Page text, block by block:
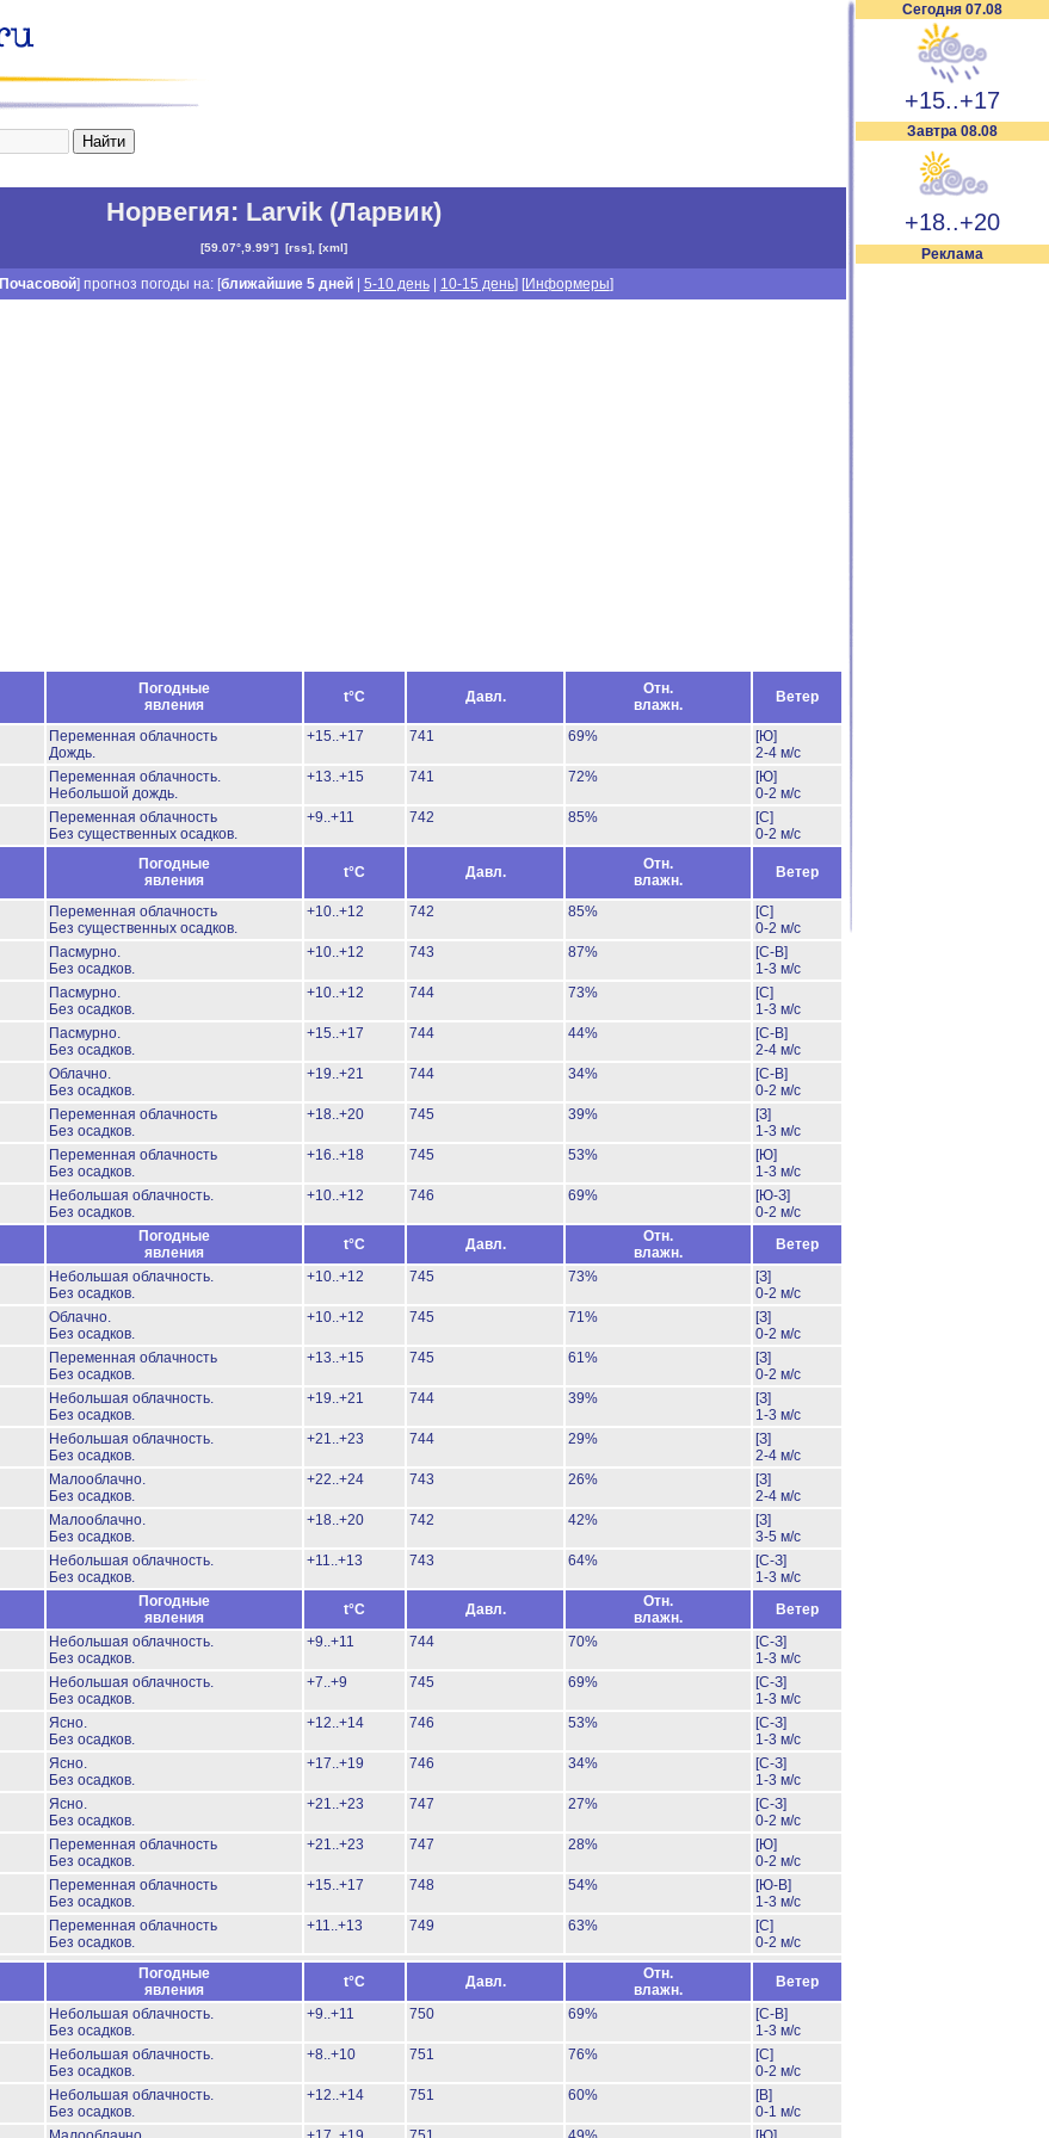
Сегодня 07.08
+15..+17
Завтра 08.08
+18..+20
Реклама
Норвегия: Larvik (Ларвик)
[59.07°,9.99°] [rss], [xml]
Почасовой] прогноз погоды на: [ближайшие 5 дней| 5-10 день| 10-15 день] [Информеры]
Погодные
явления
t°C Давл.
Отн.
влажн.
Ветер
Переменная облачность
Дождь.
+15..+17 741 69%
[Ю]
2-4 м/с
Переменная облачность.
Небольшой дождь.
+13..+15 741 72%
[Ю]
0-2 м/с
Переменная облачность
Без существенных осадков.
+9..+11 742 85%
[С]
0-2 м/с
Погодные
явления
t°C Давл.
Отн.
влажн.
Ветер
Переменная облачность
Без существенных осадков.
+10..+12 742 85%
[С]
0-2 м/с
Пасмурно.
Без осадков.
+10..+12 743 87%
[С-В]
1-3 м/с
Пасмурно.
Без осадков.
+10..+12 744 73%
[С]
1-3 м/с
Пасмурно.
Без осадков.
+15..+17 744 44%
[С-В]
2-4 м/с
Облачно.
Без осадков.
+19..+21 744 34%
[С-В]
0-2 м/с
Переменная облачность
Без осадков.
+18..+20 745 39%
[З]
1-3 м/с
Переменная облачность
Без осадков.
+16..+18 745 53%
[Ю]
1-3 м/с
Небольшая облачность.
Без осадков.
+10..+12 746 69%
[Ю-З]
0-2 м/с
Погодные
явления
t°C Давл.
Отн.
влажн.
Ветер
Небольшая облачность.
Без осадков.
+10..+12 745 73%
[З]
0-2 м/с
Облачно.
Без осадков.
+10..+12 745 71%
[З]
0-2 м/с
Переменная облачность
Без осадков.
+13..+15 745 61%
[З]
0-2 м/с
Небольшая облачность.
Без осадков.
+19..+21 744 39%
[З]
1-3 м/с
Небольшая облачность.
Без осадков.
+21..+23 744 29%
[З]
2-4 м/с
Малооблачно.
Без осадков.
+22..+24 743 26%
[З]
2-4 м/с
Малооблачно.
Без осадков.
+18..+20 742 42%
[З]
3-5 м/с
Небольшая облачность.
Без осадков.
+11..+13 743 64%
[С-З]
1-3 м/с
Погодные
явления
t°C Давл.
Отн.
влажн.
Ветер
Небольшая облачность.
Без осадков.
+9..+11 744 70%
[С-З]
1-3 м/с
Небольшая облачность.
Без осадков.
+7..+9 745 69%
[С-З]
1-3 м/с
Ясно.
Без осадков.
+12..+14 746 53%
[С-З]
1-3 м/с
Ясно.
Без осадков.
+17..+19 746 34%
[С-З]
1-3 м/с
Ясно.
Без осадков.
+21..+23 747 27%
[С-З]
0-2 м/с
Переменная облачность
Без осадков.
+21..+23 747 28%
[Ю]
0-2 м/с
Переменная облачность
Без осадков.
+15..+17 748 54%
[Ю-В]
1-3 м/с
Переменная облачность
Без осадков.
+11..+13 749 63%
[С]
0-2 м/с
Погодные
явления
t°C Давл.
Отн.
влажн.
Ветер
Небольшая облачность.
Без осадков.
+9..+11 750 69%
[С-В]
1-3 м/с
Небольшая облачность.
Без осадков.
+8..+10 751 76%
[С]
0-2 м/с
Небольшая облачность.
Без осадков.
+12..+14 751 60%
[В]
0-1 м/с